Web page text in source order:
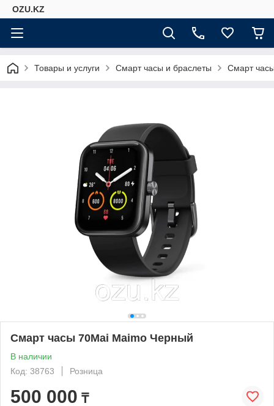
OZU.KZ
Товары и услуги Смарт часы и браслеты Смарт
Смарт часы 70Mai Maimo Черный
В наличии
Код: 38763
Розница
500 000 ₸